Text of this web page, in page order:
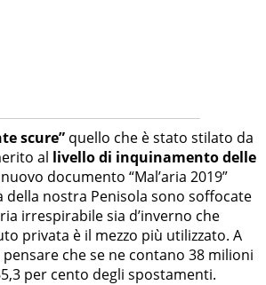
scure” quello che è stato stilato da
al livello di inquinamento delle
documento “Mal’aria 2019”
della nostra Penisola sono soffocate
irrespirabile sia d’inverno che
privata è il mezzo più utilizzato. A
che se ne contano 38 milioni
per cento degli spostamenti.